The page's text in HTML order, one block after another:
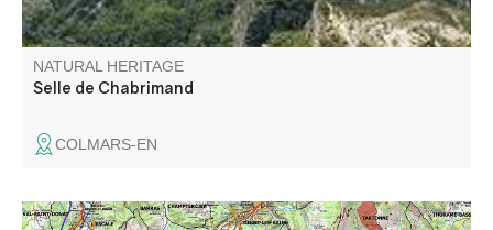
NATURAL HERITAGE
Selle de Chabrimand
COLMARS-EN